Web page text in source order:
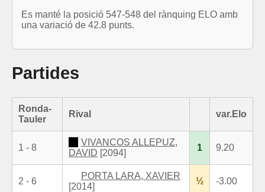
Es manté la posició 547-548 del rànquing ELO amb
una variació de 42.8 punts.
Partides
Ronda-
Tauler
Rival var.Elo
1 - 8
VIVANCOS ALLEPUZ,
DAVID [2094]
1 9.20
2 - 6
PORTA LARA, XAVIER
[2014]
½ -3.00